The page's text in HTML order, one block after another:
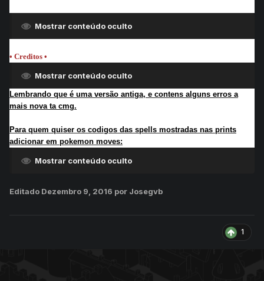
Mostrar conteúdo oculto
• Creditos •
Mostrar conteúdo oculto
Lembrando que é uma versão antiga, e contens alguns erros a
mais nova ta cmg.
Para quem quiser os codigos das spells mostradas nas prints
adicionar em pokemon moves:
Mostrar conteúdo oculto
Editado Dezembro 9, 2016 por Josegvb
1